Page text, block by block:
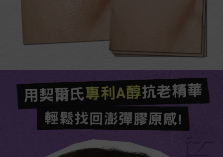
用契爾氏專利A醇抗老精華​
輕鬆找回澎彈膠原感!